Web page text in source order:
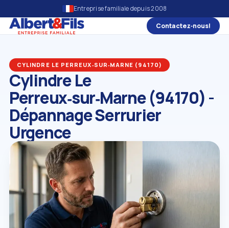
Entreprise familiale depuis 2008
Contactez‑nous!
CYLINDRE LE PERREUX‑SUR‑MARNE (94170)
Cylindre Le
Perreux‑sur‑Marne (94170) -
Dépannage Serrurier
Urgence